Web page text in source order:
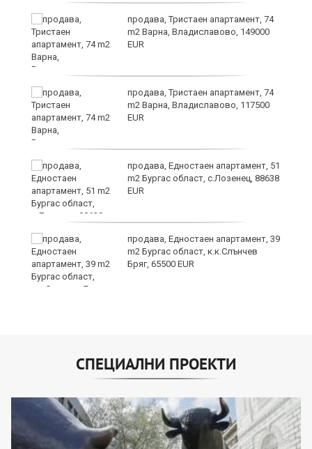
продава, Тристаен апартамент, 74
m2 Варна, Владиславово, 149000
EUR
продава, Тристаен апартамент, 74
m2 Варна, Владиславово, 117500
EUR
продава, Едностаен апартамент, 51
m2 Бургас област, с.Лозенец, 88638
EUR
продава, Едностаен апартамент, 39
m2 Бургас област, к.к.Слънчев
Бряг, 65500 EUR
СПЕЦИАЛНИ ПРОЕКТИ